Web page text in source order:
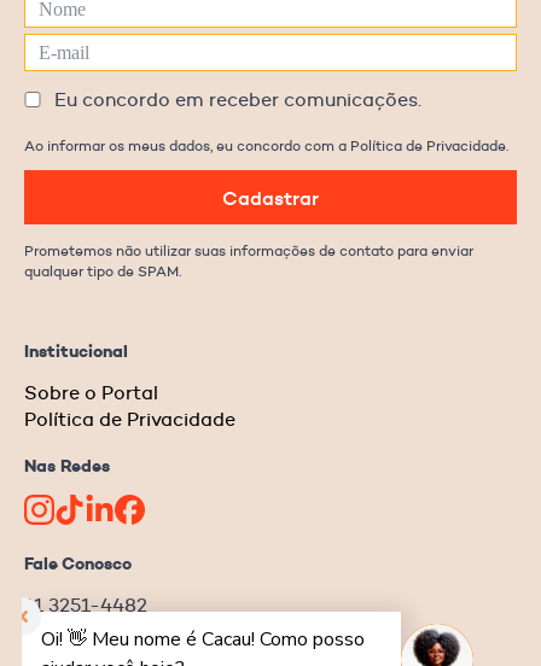
Institucional
Sobre o Portal
Política de Privacidade
Nas Redes
Fale Conosco
11 3251-4482
redacao@ongnews.com.br
Rua Manoel da Nóbrega, 354 – cj.32
Eu concordo em receber comunicações.
Ao informar os meus dados, eu concordo com a Política de Privacidade.
Cadastrar
Prometemos não utilizar suas informações de contato para enviar
qualquer tipo de SPAM.